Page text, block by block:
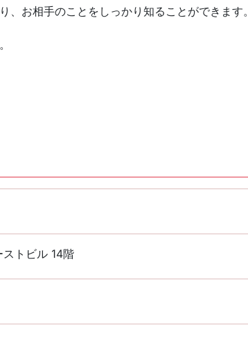
お相手のことをしっかり知ることができます。
トビル 14階